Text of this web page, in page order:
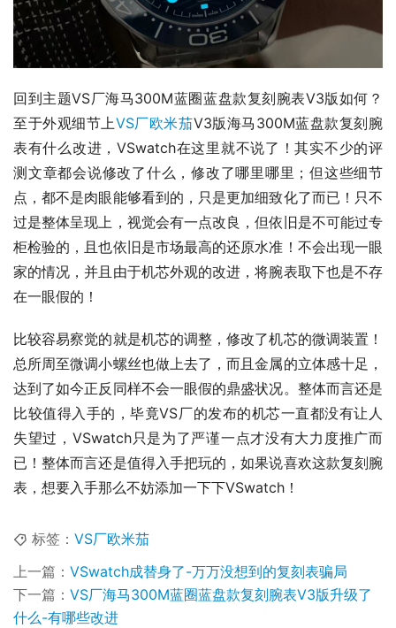
回到主题VS厂海马300M蓝圈蓝盘款复刻腕表V3版如何？
至于外观细节上VS厂欧米茄V3版海马300M蓝盘款复刻腕
表有什么改进，VSwatch在这里就不说了！其实不少的评
测文章都会说修改了什么，修改了哪里哪里；但这些细节
点，都不是肉眼能够看到的，只是更加细致化了而已！只不
过是整体呈现上，视觉会有一点改良，但依旧是不可能过专
柜检验的，且也依旧是市场最高的还原水准！不会出现一眼
家的情况，并且由于机芯外观的改进，将腕表取下也是不存
在一眼假的！
比较容易察觉的就是机芯的调整，修改了机芯的微调装置！
总所周至微调小螺丝也做上去了，而且金属的立体感十足，
达到了如今正反同样不会一眼假的鼎盛状况。整体而言还是
比较值得入手的，毕竟VS厂的发布的机芯一直都没有让人
失望过，VSwatch只是为了严谨一点才没有大力度推广而
已！整体而言还是值得入手把玩的，如果说喜欢这款复刻腕
表，想要入手那么不妨添加一下下VSwatch！
标签： VS厂欧米茄
上一篇： VSwatch成替身了-万万没想到的复刻表骗局
下一篇： VS厂海马300M蓝圈蓝盘款复刻腕表V3版升级了
什么-有哪些改进